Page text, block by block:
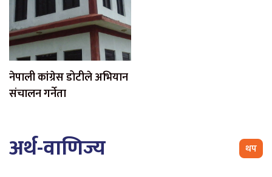
नेपाली कांग्रेस डोटीले अभियान
संचालन गर्नेता
अर्थ-वाणिज्य थप